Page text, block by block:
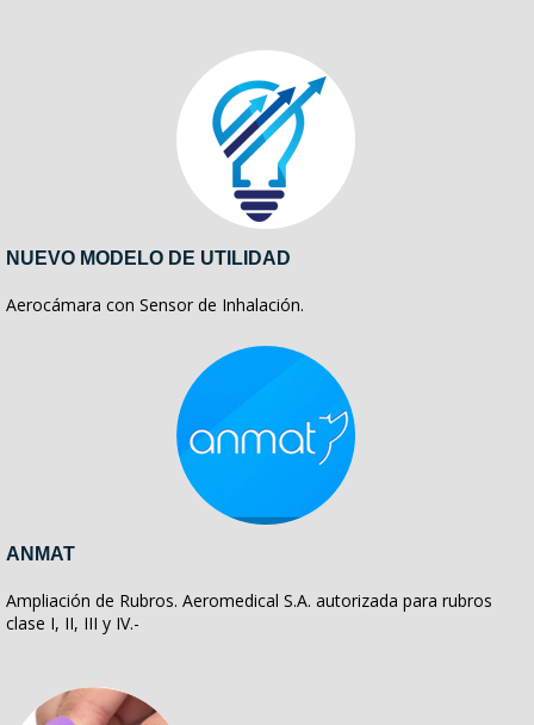
NUEVO MODELO DE UTILIDAD
Aerocámara con Sensor de Inhalación.
ANMAT
Ampliación de Rubros. Aeromedical S.A. autorizada para rubros
clase I, II, III y IV.-